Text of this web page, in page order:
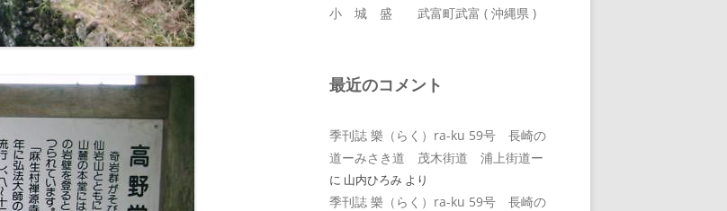
小 城 盛 武富町武富 ( 沖縄県 )
最近のコメント
季刊誌 樂（らく）ra-ku 59号 長崎の
道ーみさき道 茂木街道 浦上街道ー
に 山内ひろみ より
季刊誌 樂（らく）ra-ku 59号 長崎の